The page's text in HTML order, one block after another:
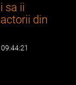
sa ii
din